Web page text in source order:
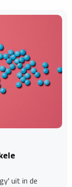
uit in de